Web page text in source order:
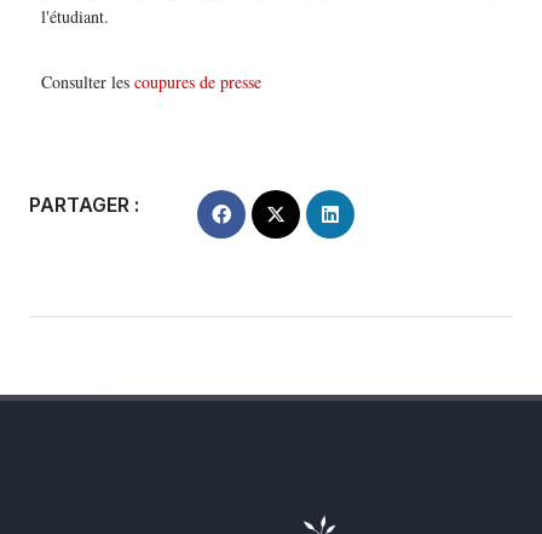
l'étudiant.
Consulter les coupures de presse
PARTAGER :